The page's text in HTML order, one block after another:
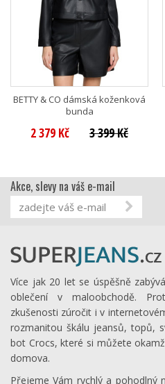
BETTY & CO dámská koženková
bunda
2 379 Kč 3 399 Kč
Akce, slevy na váš e-mail
Více jak 20 let se úspěšně
oblečení v maloobchodě.
zkušenosti zúročit i v
rozmanitou škálu jeansů, topů,
bot Crocs, které si můžete
domova.
Přejeme Vám rychlý a pohodlný